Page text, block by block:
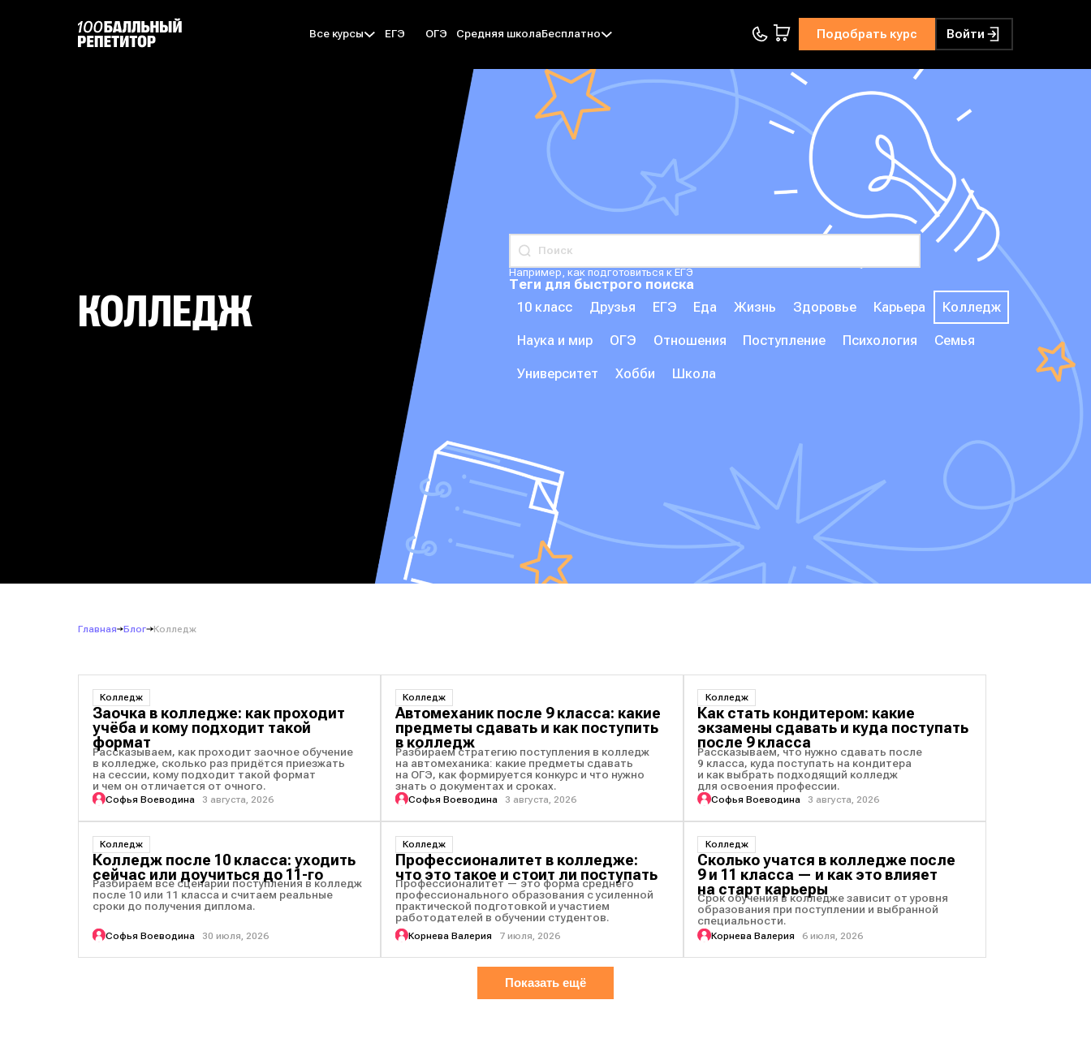
Все курсы ЕГЭ ОГЭ Средняя школаБесплатно Подобрать курс Войти
КОЛЛЕДЖ
Например, как подготовиться к ЕГЭ
Теги для быстрого поиска
10 класс
Друзья ЕГЭ Еда Жизнь Здоровье Карьера Колледж
Наука и мир ОГЭ Отношения Поступление Психология Семья
Университет Хобби Школа
Главная Блог Колледж
Колледж
Заочка в колледже: как проходит
учёба и кому подходит такой
формат
Рассказываем, как проходит заочное обучение
в колледже, сколько раз придётся приезжать
на сессии, кому подходит такой формат
и чем он отличается от очного.
Софья Воеводина 3 августа, 2026
Колледж
Автомеханик после 9 класса: какие
предметы сдавать и как поступить
в колледж
Разбираем стратегию поступления в колледж
на автомеханика: какие предметы сдавать
на ОГЭ, как формируется конкурс и что нужно
знать о документах и сроках.
Софья Воеводина 3 августа, 2026
Колледж
Как стать кондитером: какие
экзамены сдавать и куда поступать
после 9 класса
Рассказываем, что нужно сдавать после
9 класса, куда поступать на кондитера
и как выбрать подходящий колледж
для освоения профессии.
Софья Воеводина 3 августа, 2026
Колледж
Колледж после 10 класса: уходить
сейчас или доучиться до 11-го
Разбираем все сценарии поступления в колледж
после 10 или 11 класса и считаем реальные
сроки до получения диплома.
Софья Воеводина 30 июля, 2026
Колледж
Профессионалитет в колледже:
что это такое и стоит ли поступать
Профессионалитет — это форма среднего
профессионального образования с усиленной
практической подготовкой и участием
работодателей в обучении студентов.
Корнева Валерия 7 июля, 2026
Колледж
Сколько учатся в колледже после
9 и 11 класса — и как это влияет
на старт карьеры
Срок обучения в колледже зависит от уровня
образования при поступлении и выбранной
специальности.
Корнева Валерия 6 июля, 2026
Показать ещё